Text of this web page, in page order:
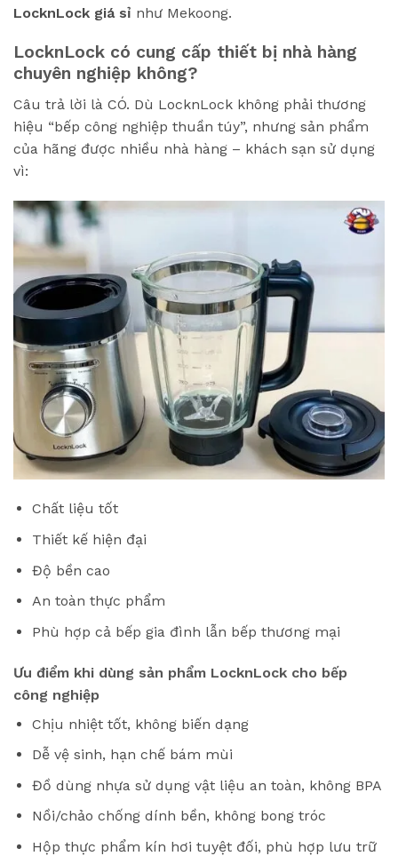
LocknLock giá sỉ như Mekoong.
LocknLock có cung cấp thiết bị nhà hàng
chuyên nghiệp không?
Câu trả lời là CÓ. Dù LocknLock không phải thương
hiệu “bếp công nghiệp thuần túy”, nhưng sản phẩm
của hãng được nhiều nhà hàng – khách sạn sử dụng
vì:
Chất liệu tốt
Thiết kế hiện đại
Độ bền cao
An toàn thực phẩm
Phù hợp cả bếp gia đình lẫn bếp thương mại
Ưu điểm khi dùng sản phẩm LocknLock cho bếp
công nghiệp
Chịu nhiệt tốt, không biến dạng
Dễ vệ sinh, hạn chế bám mùi
Đồ dùng nhựa sử dụng vật liệu an toàn, không BPA
Nồi/chảo chống dính bền, không bong tróc
Hộp thực phẩm kín hơi tuyệt đối, phù hợp lưu trữ